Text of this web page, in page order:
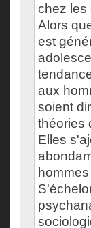
chez les
Alors
est
aux
soient
théories
Elles